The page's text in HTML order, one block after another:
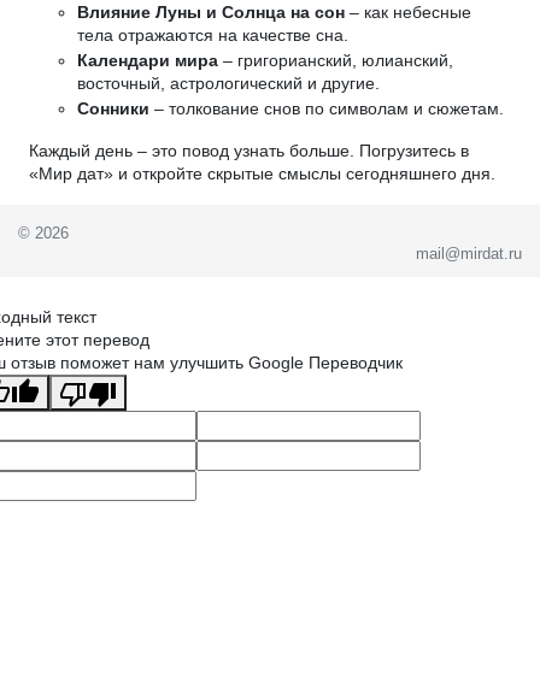
Влияние Луны и Солнца на сон – как небесные
тела отражаются на качестве сна.
Календари мира – григорианский, юлианский,
восточный, астрологический и другие.
Сонники – толкование снов по символам и сюжетам.
Каждый день – это повод узнать больше. Погрузитесь в
«Мир дат» и откройте скрытые смыслы сегодняшнего дня.
© 2026
mail@mirdat.ru
текст
этот перевод
отзыв поможет нам улучшить Google Переводчик